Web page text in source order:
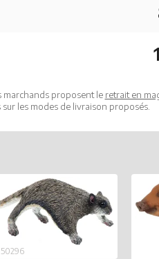
marchands proposent le retrait en
les modes de livraison proposés.